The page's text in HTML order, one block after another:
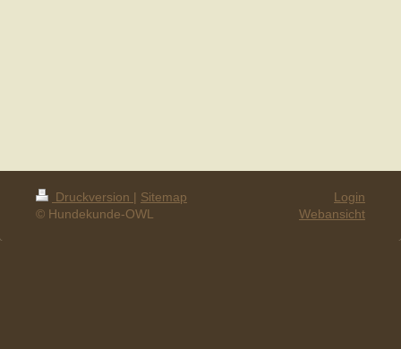
Druckversion | Sitemap
© Hundekunde-OWL
Login
Webansicht